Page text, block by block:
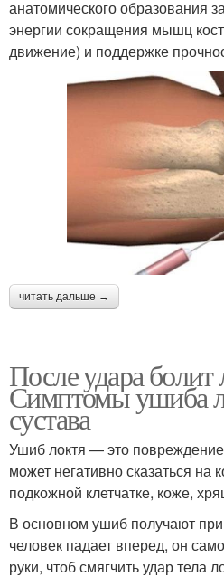
анатомического образования
энергии сокращения мышц
движение) и поддержке
читать дальше →
После удара болит
Симптомы ушиба
сустава
Ушиб локтя — это повреждение
может негативно сказаться на
подкожной клетчатке, коже,
В основном ушиб получают при
человек падает вперед, он
руки, чтоб смягчить удар тела